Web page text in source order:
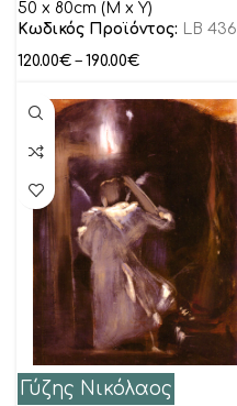
50 x 80cm (M x Y)
Κωδικός Προϊόντος: LB 436
120.00€ – 190.00€
Γύζης Νικόλαος